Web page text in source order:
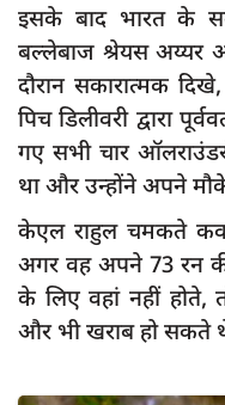
इसके बाद भारत के
बल्लेबाज श्रेयस अय्यर
दौरान सकारात्मक
पिच डिलीवरी द्वारा
गए सभी चार
था और उन्होंने अपने
केएल राहुल चमकते
अगर वह अपने 73 रन
के लिए वहां नहीं होते,
और भी खराब हो सकते